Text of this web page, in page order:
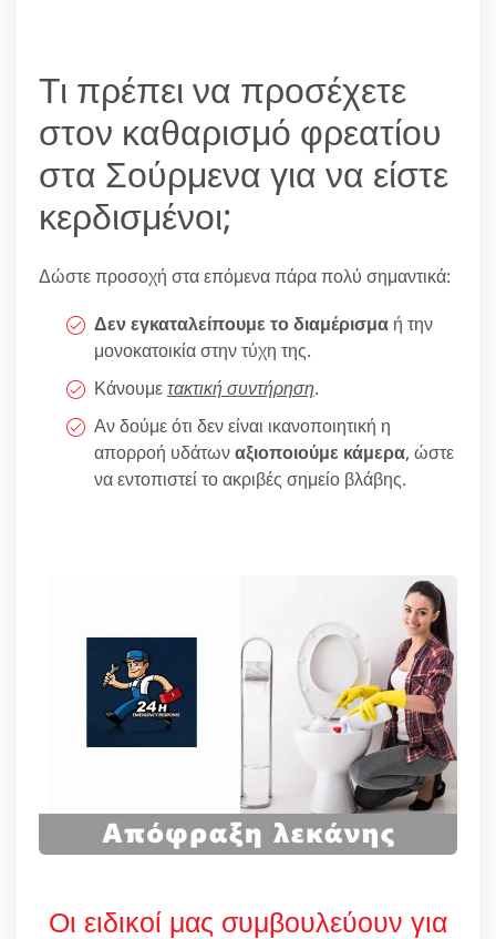
Τι πρέπει να προσέχετε
στον καθαρισμό φρεατίου
στα Σούρμενα για να είστε
κερδισμένοι;
Δώστε προσοχή στα επόμενα πάρα πολύ σημαντικά:
Δεν εγκαταλείπουμε το διαμέρισμα ή την
μονοκατοικία στην τύχη της.
Κάνουμετακτική συντήρηση.
Αν δούμε ότι δεν είναι ικανοποιητική η
απορροή υδάτωναξιοποιούμε κάμερα, ώστε
να εντοπιστεί το ακριβές σημείο βλάβης.
Οι ειδικοί μας συμβουλεύουν για